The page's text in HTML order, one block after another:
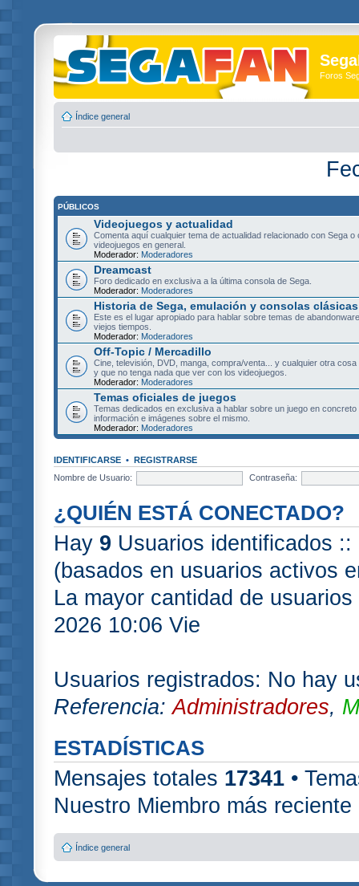
Foros
Índice general
PÚBLICOS
Videojuegos y actualidad
Comenta aquí cualquier tema de actualidad relacionado con Sega o
videojuegos en general.
Moderador: Moderadores
Dreamcast
Foro dedicado en exclusiva a la última consola de Sega.
Moderador: Moderadores
Historia de Sega, emulación y consolas clásicas
Este es el lugar apropiado para hablar sobre temas de
viejos tiempos.
Moderador: Moderadores
Off-Topic / Mercadillo
Cine, televisión, DVD, manga, compra/venta... y cualquier otra
y que no tenga nada que ver con los videojuegos.
Moderador: Moderadores
Temas oficiales de juegos
Temas dedicados en exclusiva a hablar sobre un juego en concreto
información e imágenes sobre el mismo.
Moderador: Moderadores
IDENTIFICARSE • REGISTRARSE
Nombre de Usuario:
Contraseña:
¿QUIÉN ESTÁ CONECTADO?
Hay 9 Usuarios identificados
(basados en usuarios activos
La mayor cantidad de
2026 10:06 Vie
Usuarios registrados: No hay
Referencia:Administradores,
ESTADÍSTICAS
Mensajes totales 17341 •
Nuestro Miembro más
Índice general